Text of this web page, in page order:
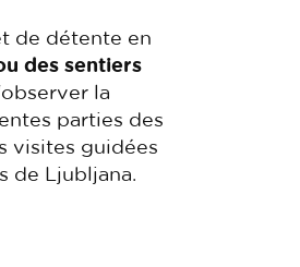
de détente en
des sentiers
la
parties des
visites guidées
de Ljubljana.